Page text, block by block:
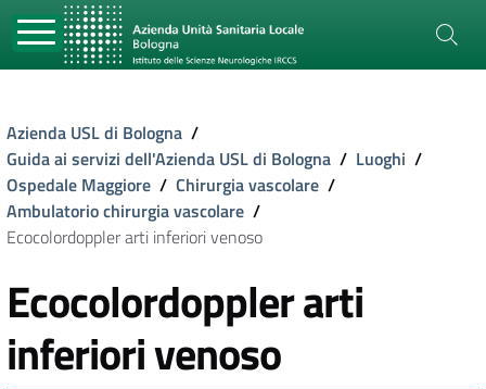
Azienda USL di Bologna /
Guida ai servizi dell'Azienda USL di Bologna / Luoghi /
Ospedale Maggiore / Chirurgia vascolare /
Ambulatorio chirurgia vascolare /
Ecocolordoppler arti inferiori venoso
Ecocolordoppler arti
inferiori venoso